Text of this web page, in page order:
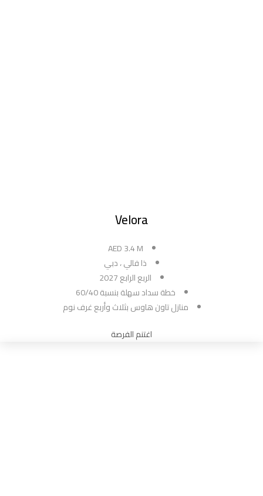
Velora
AED 3.4 M
ذا فالي ، دبي
الربع الرابع 2027
خطة سداد سهلة بنسبة 60/40
منازل تاون هاوس بثلاث وأربع غرف نوم
اغتنم الفرصة